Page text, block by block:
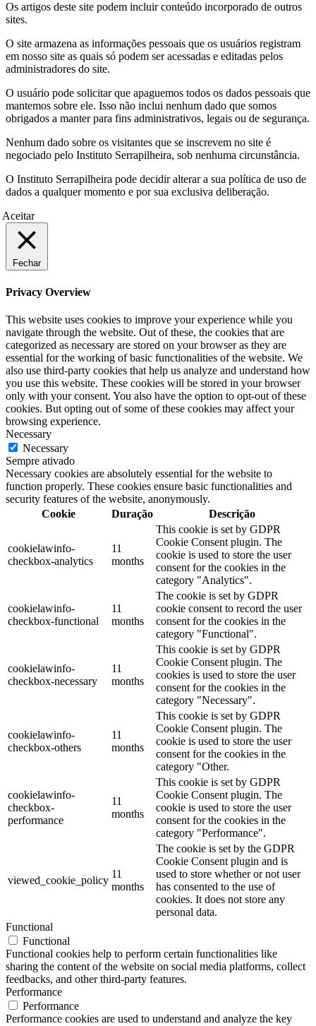
Os artigos deste site podem incluir conteúdo incorporado de outros
sites.
O site armazena as informações pessoais que os usuários registram
em nosso site as quais só podem ser acessadas e editadas pelos
administradores do site.
O usuário pode solicitar que apaguemos todos os dados pessoais que
mantemos sobre ele. Isso não inclui nenhum dado que somos
obrigados a manter para fins administrativos, legais ou de segurança.
Nenhum dado sobre os visitantes que se inscrevem no site é
negociado pelo Instituto Serrapilheira, sob nenhuma circunstância.
O Instituto Serrapilheira pode decidir alterar a sua política de uso de
dados a qualquer momento e por sua exclusiva deliberação.
Aceitar
Fechar
Privacy Overview
This website uses cookies to improve your experience while you
navigate through the website. Out of these, the cookies that are
categorized as necessary are stored on your browser as they are
essential for the working of basic functionalities of the website. We
also use third-party cookies that help us analyze and understand how
you use this website. These cookies will be stored in your browser
only with your consent. You also have the option to opt-out of these
cookies. But opting out of some of these cookies may affect your
browsing experience.
Necessary
Necessary
Sempre ativado
Necessary cookies are absolutely essential for the website to
function properly. These cookies ensure basic functionalities and
security features of the website, anonymously.
Cookie
Duração Descrição
cookielawinfo-
checkbox-analytics
11
months
This cookie is set by GDPR
Cookie Consent plugin. The
cookie is used to store the user
consent for the cookies in the
category "Analytics".
cookielawinfo-
checkbox-functional
11
months
The cookie is set by GDPR
cookie consent to record the user
consent for the cookies in the
category "Functional".
cookielawinfo-
checkbox-necessary
11
months
This cookie is set by GDPR
Cookie Consent plugin. The
cookies is used to store the user
consent for the cookies in the
category "Necessary".
cookielawinfo-
checkbox-others
11
months
This cookie is set by GDPR
Cookie Consent plugin. The
cookie is used to store the user
consent for the cookies in the
category "Other.
cookielawinfo-
checkbox-
performance
11
months
This cookie is set by GDPR
Cookie Consent plugin. The
cookie is used to store the user
consent for the cookies in the
category "Performance".
viewed_cookie_policy
11
months
The cookie is set by the GDPR
Cookie Consent plugin and is
used to store whether or not user
has consented to the use of
cookies. It does not store any
personal data.
Functional
Functional
Functional cookies help to perform certain functionalities like
sharing the content of the website on social media platforms, collect
feedbacks, and other third-party features.
Performance
Performance
Performance cookies are used to understand and analyze the key